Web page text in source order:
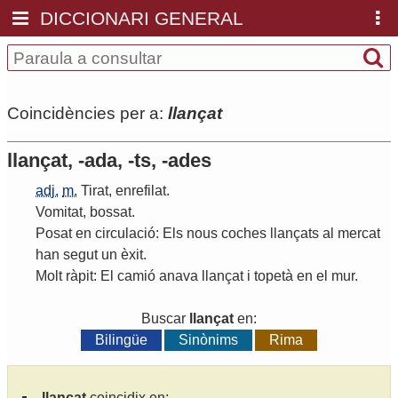
DICCIONARI GENERAL
Coincidències per a: llançat
llançat, -ada, -ts, -ades
adj. m. Tirat, enrefilat.
Vomitat, bossat.
Posat en circulació: Els nous coches llançats al mercat
han segut un èxit.
Molt ràpit: El camió anava llançat i topetà en el mur.
Buscar llançat en:
Bilingüe
Sinònims Rima